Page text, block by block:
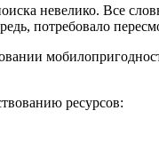
невелико. Все
потребовало
ресурсов: